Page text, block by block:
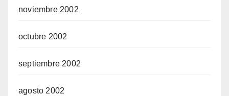
noviembre 2002
octubre 2002
septiembre 2002
agosto 2002